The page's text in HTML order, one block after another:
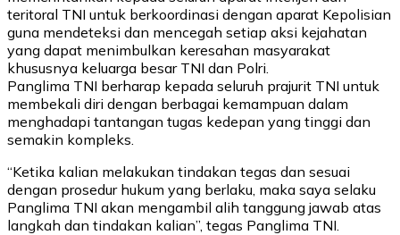
teritoral TNI untuk berkoordinasi dengan aparat Kepolisian
guna mendeteksi dan mencegah setiap aksi kejahatan
yang dapat menimbulkan keresahan masyarakat
khususnya keluarga besar TNI dan Polri.
Panglima TNI berharap kepada seluruh prajurit TNI untuk
membekali diri dengan berbagai kemampuan dalam
menghadapi tantangan tugas kedepan yang tinggi dan
semakin kompleks.
“Ketika kalian melakukan tindakan tegas dan sesuai
dengan prosedur hukum yang berlaku, maka saya selaku
Panglima TNI akan mengambil alih tanggung jawab atas
langkah dan tindakan kalian”, tegas Panglima TNI.